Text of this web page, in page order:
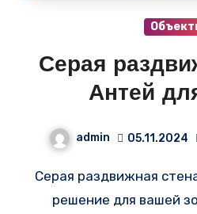
Серая
Антей
admin 05.11.2024
Серая раздвижная стена Антей: идеальное
решение для вашей